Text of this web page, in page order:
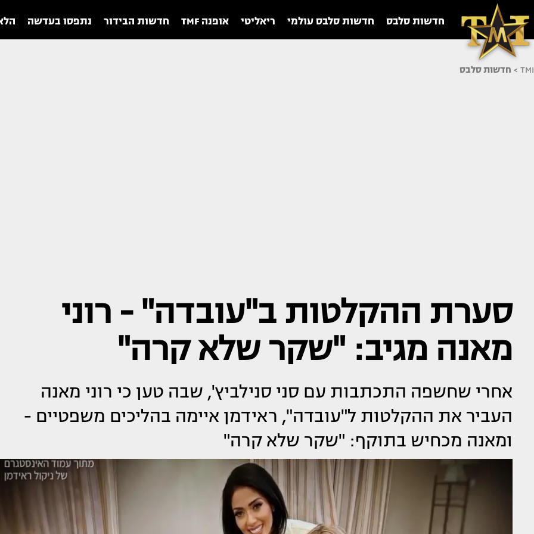
חדשות סלבס חדשות סלבס עולמי ריאליטי אופנה TMF חדשות הבידור נתפסו בעדשה
TMI
> חדשות סלבס
סערת ההקלטות ב"עובדה" - רוני
מאנה מגיב: "שקר שלא קרה"
אחרי שחשפה התכתבות עם סני סנילביץ', שבה טען כי רוני מאנה
העביר את ההקלטות ל"עובדה", ראידמן איימה בהליכים משפטיים -
ומאנה מכחיש בתוקף: "שקר שלא קרה"